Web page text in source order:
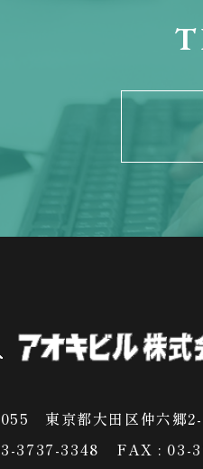
東京都大田区仲六郷
3737-3348
FAX : 03-